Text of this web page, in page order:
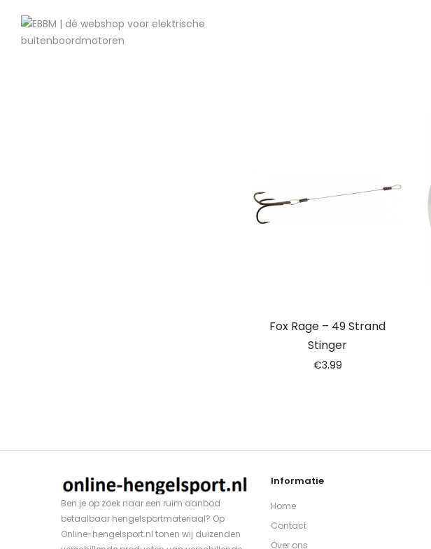
Fox Rage – 49 Strand
Stinger
€3.99
Ben je op zoek naar een ruim aanbod
betaalbaar hengelsportmateriaal? Op
Online-hengelsport.nl tonen wij duizenden
Informatie
Home
Contact
Over ons